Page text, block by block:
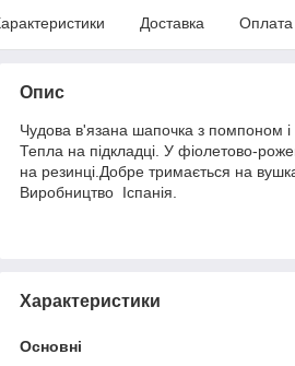
Доставка Оплата
Опис
Чудова в'язана шапочка з помпоном і
Тепла на підкладці. У фіолетово-
на резинці.Добре тримається на
Виробництво Іспанія.
Характеристики
Основні